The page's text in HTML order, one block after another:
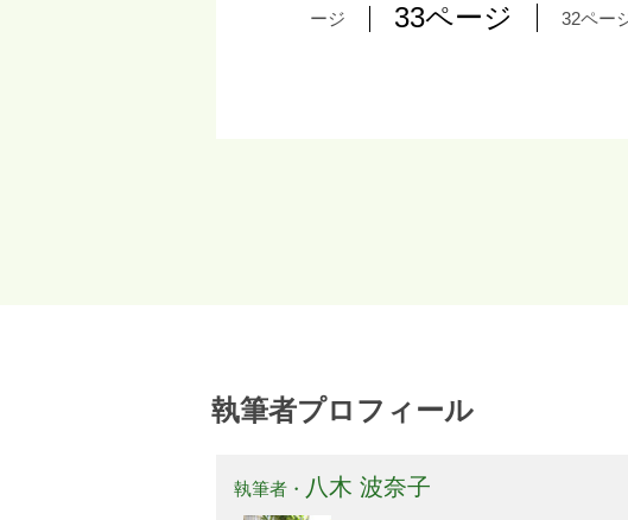
34ページ 33ページ 32ペー
執筆者プロフィール
執筆者・ 八木 波奈子